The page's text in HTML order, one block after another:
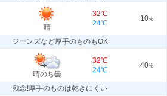
晴
32℃
24℃
10%
ジーンズなど厚手のものもOK
晴のち曇
32℃
24℃
40%
残念!厚手のものは乾きにくい